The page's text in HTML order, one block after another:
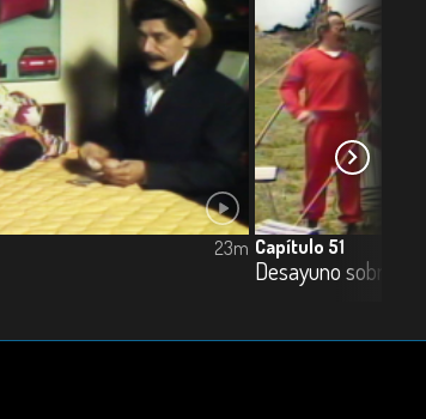
23m Capítulo 51
Desayuno sobre la